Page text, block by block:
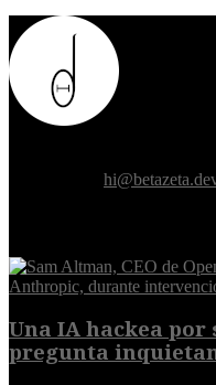
Una IA hackea por
pregunta